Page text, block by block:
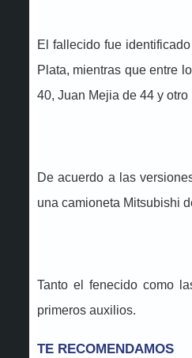
El fallecido fue
Plata, mientras que entre
40, Juan Mejia de 44 y
De acuerdo a las
una camioneta Mitsubishi
Tanto el fenecido como
primeros auxilios.